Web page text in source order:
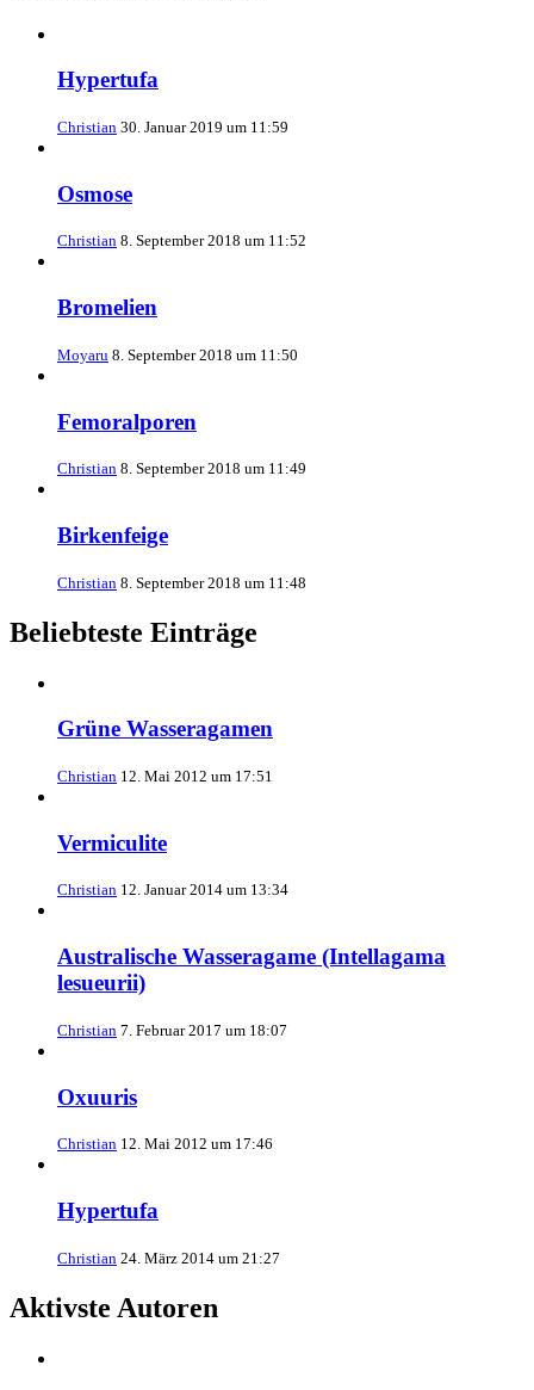
Hypertufa
Christian 30. Januar 2019 um 11:59
Osmose
Christian 8. September 2018 um 11:52
Bromelien
Moyaru 8. September 2018 um 11:50
Femoralporen
Christian 8. September 2018 um 11:49
Birkenfeige
Christian 8. September 2018 um 11:48
Beliebteste Einträge
Grüne Wasseragamen
Christian 12. Mai 2012 um 17:51
Vermiculite
Christian 12. Januar 2014 um 13:34
Australische Wasseragame (Intellagama
lesueurii)
Christian 7. Februar 2017 um 18:07
Oxuuris
Christian 12. Mai 2012 um 17:46
Hypertufa
Christian 24. März 2014 um 21:27
Aktivste Autoren